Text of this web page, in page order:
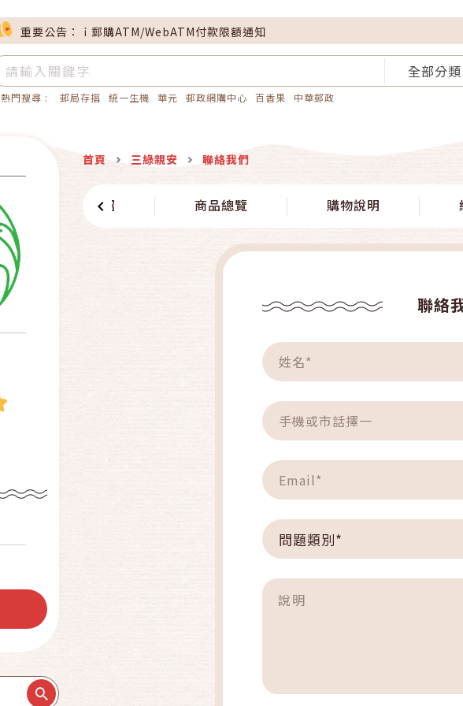
重要公告：ｉ郵購ATM/WebATM付款限額通知
全部分類
熱門搜尋 : 郵局存摺 統一生機 華元 郵政網購中心 百香果 中華郵政
首頁 三綠親安 聯絡我們
商店介紹 商品總覽 購物說明
聯絡
問題類別*